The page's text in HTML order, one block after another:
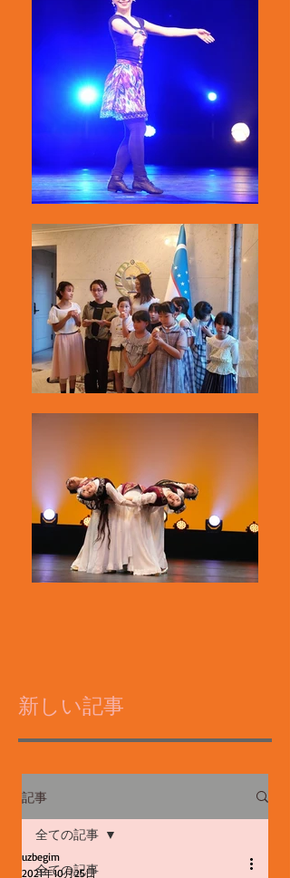
新しい記事
記事
全ての記事
全ての記事
uzbegim
2021年10月25日